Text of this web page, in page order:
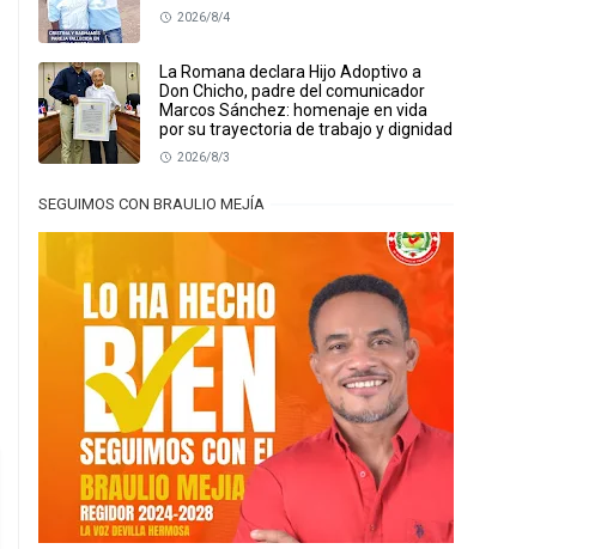
2026/8/4
La Romana declara Hijo Adoptivo a
Don Chicho, padre del comunicador
Marcos Sánchez: homenaje en vida
por su trayectoria de trabajo y dignidad
2026/8/3
SEGUIMOS CON BRAULIO MEJÍA